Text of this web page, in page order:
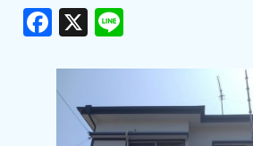
F
a
c
e
b
X
e